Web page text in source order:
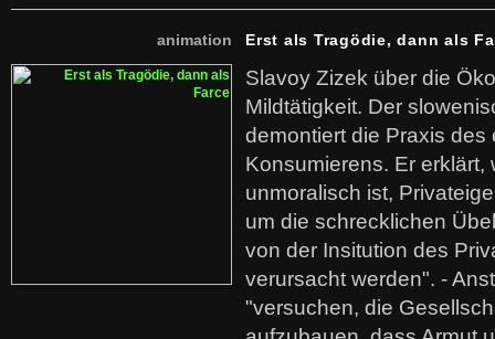
animation Erst als Tragödie, dann als
Slavoy Zizek über die
Mildtätigkeit. Der
demontiert die Praxis des
Konsumierens. Er erklärt,
unmoralisch ist,
um die schrecklichen
von der Insitution des
verursacht werden". -
"versuchen, die